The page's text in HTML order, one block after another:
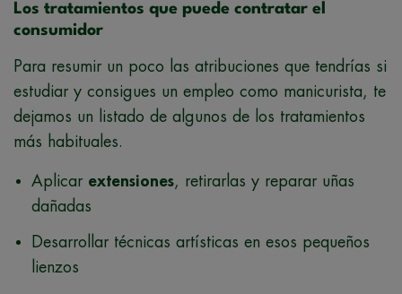
Los tratamientos que puede contratar el
consumidor
Para resumir un poco las atribuciones que tendrías si
estudiar y consigues un empleo como manicurista, te
dejamos un listado de algunos de los tratamientos
más habituales.
Aplicar extensiones, retirarlas y reparar uñas
dañadas
Desarrollar técnicas artísticas en esos pequeños
lienzos